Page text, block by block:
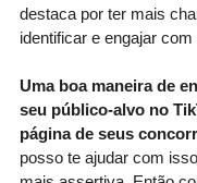
destaca por ter mais
identificar e engajar
Uma boa maneira de
seu público-alvo no
página de seus
posso te ajudar com